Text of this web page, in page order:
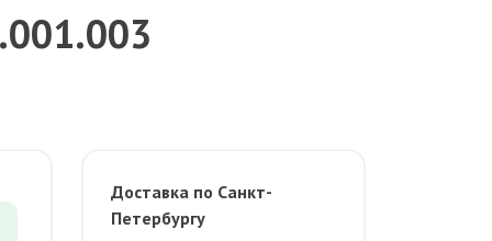
Доставка по Санкт-
Петербургу